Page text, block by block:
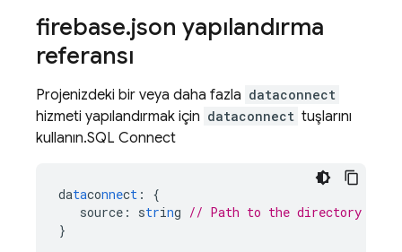
firebase.json yapılandırma
referansı
Projenizdeki bir veya daha fazla dataconnect
hizmeti yapılandırmak için dataconnect tuşlarını
kullanın.SQL Connect
dataconnect :
{
source : string // Path to the directory
}